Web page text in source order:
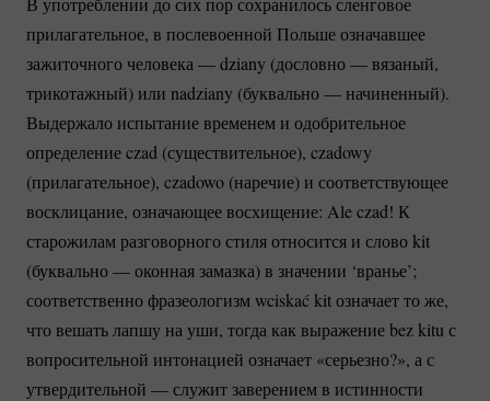
прилагательное, в послевоенной Польше означавшее
зажиточного человека — dziany (дословно — вязаный,
трикотажный) или nadziany (буквально — начиненный).
Выдержало испытание временем и одобрительное
определение czad (существительное), czadowy
(прилагательное), czadowo (наречие) и соответствующее
восклицание, означающее восхищение: Ale czad! К
старожилам разговорного стиля относится и слово kit
(буквально — оконная замазка) в значении ‘вранье’;
соответственно фразеологизм wciskać kit означает то же,
что вешать лапшу на уши, тогда как выражение bez kitu с
вопросительной интонацией означает «серьезно?», а с
утвердительной — служит заверением в истинности